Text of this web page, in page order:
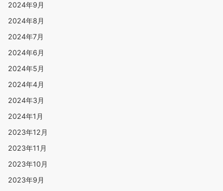
2024年9月
2024年8月
2024年7月
2024年6月
2024年5月
2024年4月
2024年3月
2024年1月
2023年12月
2023年11月
2023年10月
2023年9月